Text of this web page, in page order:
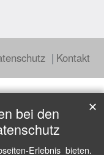
Kontakt
bei den
Erlebnis bieten.
✕